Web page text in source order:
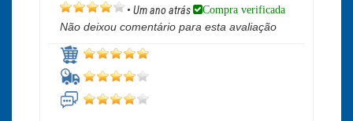
• Um ano atrás Compra verificada
Não deixou comentário para esta avaliação